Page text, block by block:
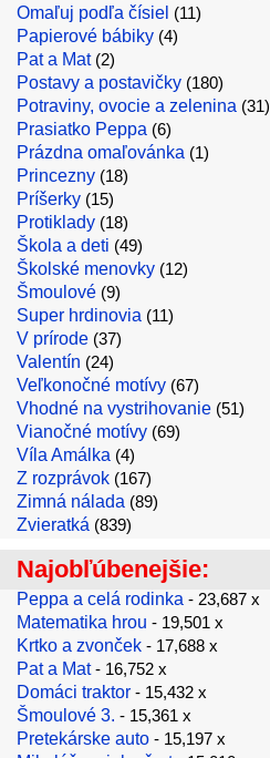
Omaľuj podľa čísiel (11)
Papierové bábiky (4)
Pat a Mat(2)
Postavy a postavičky (180)
Potraviny, ovocie a zelenina (31)
Prasiatko Peppa (6)
Prázdna omaľovánka (1)
Princezny (18)
Príšerky (15)
Protiklady (18)
Škola a deti (49)
Školské menovky (12)
Šmoulové (9)
Super hrdinovia (11)
V prírode (37)
Valentín (24)
Veľkonočné motívy (67)
Vhodné na vystrihovanie (51)
Vianočné motívy (69)
Víla Amálka (4)
Z rozprávok (167)
Zimná nálada (89)
Zvieratká (839)
Najobľúbenejšie:
Peppa a celá rodinka - 23,687 x
Matematika hrou - 19,501 x
Krtko a zvonček - 17,688 x
Pat a Mat- 16,752 x
Domáci traktor - 15,432 x
Šmoulové 3. - 15,361 x
Pretekárske auto - 15,197 x